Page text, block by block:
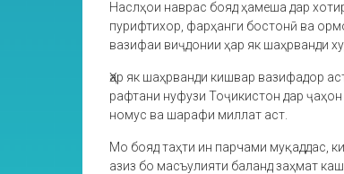
Наслҳои наврас бояд ҳамеша дар
пурифтихор, фарҳанги бостонӣ ва
вазифаи виҷдонии ҳар як шаҳрванди
Ҳар як шаҳрванди кишвар вазифадор
рафтани нуфузи Тоҷикистон дар
номус ва шарафи миллат аст.
Мо бояд таҳти ин парчами муқаддас,
азиз бо масъулияти баланд заҳмат